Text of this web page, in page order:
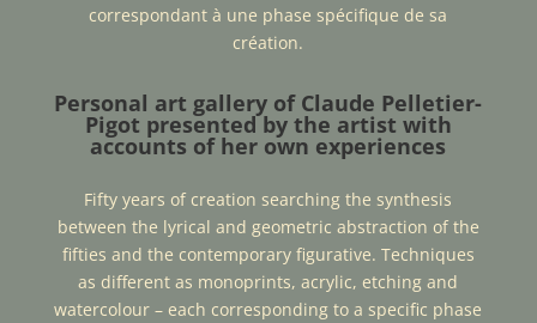
correspondant à une phase spécifique de sa
création.
Personal art gallery of Claude Pelletier-
Pigot presented by the artist with
accounts of her own experiences
Fifty years of creation searching the synthesis
between the lyrical and geometric abstraction of the
fifties and the contemporary figurative. Techniques
as different as monoprints, acrylic, etching and
watercolour – each corresponding to a specific phase